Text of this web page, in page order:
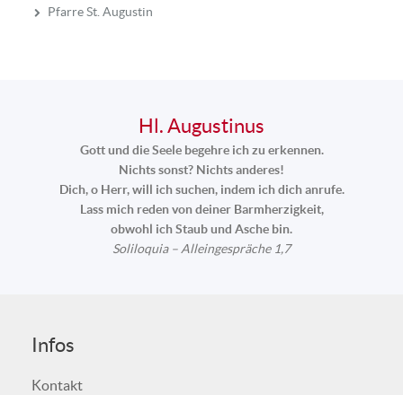
Pfarre St. Augustin
Hl. Augustinus
Gott und die Seele begehre ich zu erkennen.
Nichts sonst? Nichts anderes!
Dich, o Herr, will ich suchen, indem ich dich anrufe.
Lass mich reden von deiner Barmherzigkeit,
obwohl ich Staub und Asche bin.
Soliloquia – Alleingespräche 1,7
Infos
Kontakt